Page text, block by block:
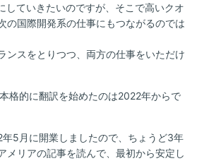
していきたいのですが、そこで高いクオ
の国際開発系の仕事にもつながるのでは
スをとりつつ、両方の仕事をいただけ
格的に翻訳を始めたのは2022年からで
年5月に開業しましたので、ちょうど3年
メリアの記事を読んで、最初から安定し